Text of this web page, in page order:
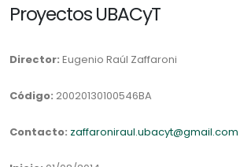
Proyectos UBACyT
Director: Eugenio Raúl Zaffaroni
Código: 20020130100546BA
Contacto: zaffaroniraul.ubacyt@gmail.com